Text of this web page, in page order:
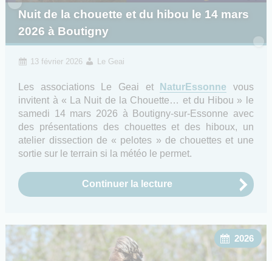
Nuit de la chouette et du hibou le 14 mars
2026 à Boutigny
13 février 2026 Le Geai
Les associations Le Geai et NaturEssonne vous
invitent à « La Nuit de la Chouette… et du Hibou » le
samedi 14 mars 2026 à Boutigny-sur-Essonne avec
des présentations des chouettes et des hiboux, un
atelier dissection de « pelotes » de chouettes et une
sortie sur le terrain si la météo le permet.
Continuer la lecture
2026